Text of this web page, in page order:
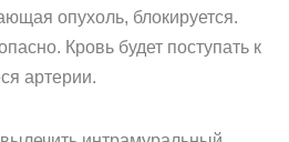
опухоль, блокируется.
Кровь будет поступать к
артерии.